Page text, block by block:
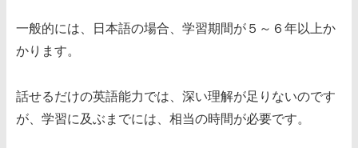
一般的には、日本語の場合、学習期間が５～６年以上か
かります。
話せるだけの英語能力では、深い理解が足りないのです
が、学習に及ぶまでには、相当の時間が必要です。